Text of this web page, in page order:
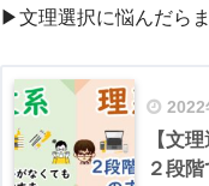
▶文理選択に悩んだら
2022
【文
２段